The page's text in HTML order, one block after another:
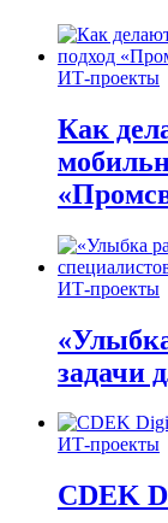
ИТ-проекты
Как
ИТ-проекты
задачи
ИТ-проекты
CDEK